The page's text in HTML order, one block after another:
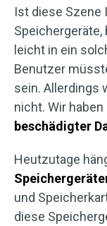
Ist diese Szene
leicht in ein
Benutzer
sein. Allerdings
nicht. Wir
beschädigter
Heutzutage
und
diese